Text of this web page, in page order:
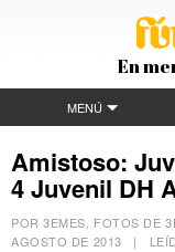
En
MENÚ
Amistoso:
4 Juvenil DH
POR 3EMES, FOTOS
AGOSTO DE 2013 |